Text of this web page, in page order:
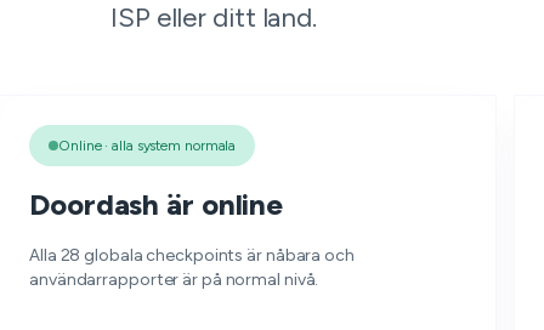
ISP eller ditt land.
Online · alla system normala
Doordash är online
Alla 28 globala checkpoints är nåbara och
användarrapporter är på normal nivå.